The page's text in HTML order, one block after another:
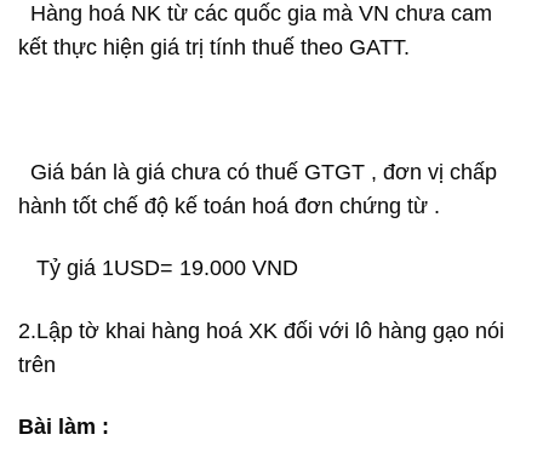
Hàng hoá NK từ các quốc gia mà VN chưa cam
kết thực hiện giá trị tính thuế theo GATT.
Giá bán là giá chưa có thuế GTGT , đơn vị chấp
hành tốt chế độ kế toán hoá đơn chứng từ .
Tỷ giá 1USD= 19.000 VND
2.Lập tờ khai hàng hoá XK đối với lô hàng gạo nói
trên
Bài làm :